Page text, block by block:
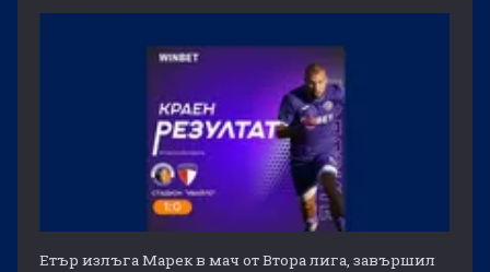
Етър излъга Марек в мач от Втора лига, завършил